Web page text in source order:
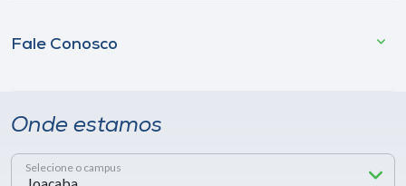
Fale Conosco
Onde estamos
Selecione o campus